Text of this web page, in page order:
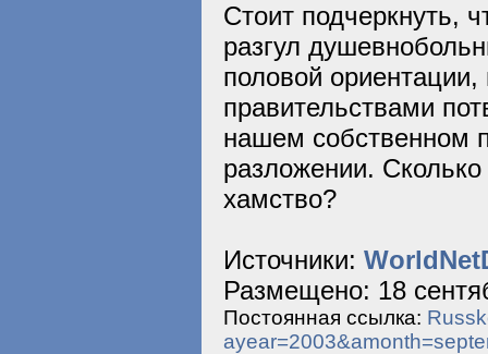
Стоит подчеркнуть,
разгул
половой
правительствами
нашем собственном
разложении.
хамство?
Источники:
Размещено: 18
Постоянная ссылка: